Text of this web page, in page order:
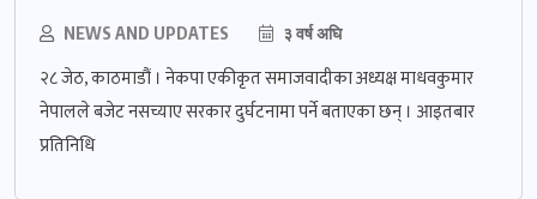
NEWS AND UPDATES ३ वर्ष अघि
२८ जेठ, काठमाडौं । नेकपा एकीकृत समाजवादीका अध्यक्ष माधवकुमार
नेपालले बजेट नसच्याए सरकार दुर्घटनामा पर्ने बताएका छन् । आइतबार
प्रतिनिधि